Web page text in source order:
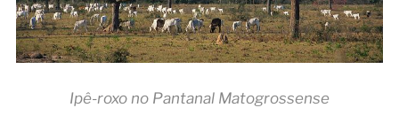
Ipê-roxo no Pantanal Matogrossense